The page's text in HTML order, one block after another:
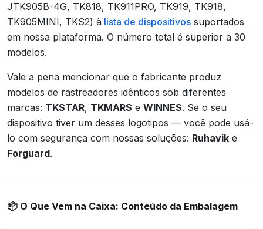
JTK905B-4G, TK818, TK911PRO, TK919, TK918,
TK905MINI, TKS2) à lista de dispositivos suportados
em nossa plataforma. O número total é superior a 30
modelos.
Vale a pena mencionar que o fabricante produz
modelos de rastreadores idênticos sob diferentes
marcas: TKSTAR, TKMARS e WINNES. Se o seu
dispositivo tiver um desses logotipos — você pode usá-
lo com segurança com nossas soluções: Ruhavik e
Forguard.
📦 O Que Vem na Caixa: Conteúdo da Embalagem